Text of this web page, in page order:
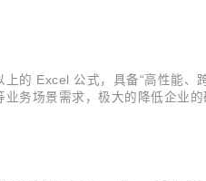
的 Excel 公式，具备“高性能
务场景需求，极大的降低企业